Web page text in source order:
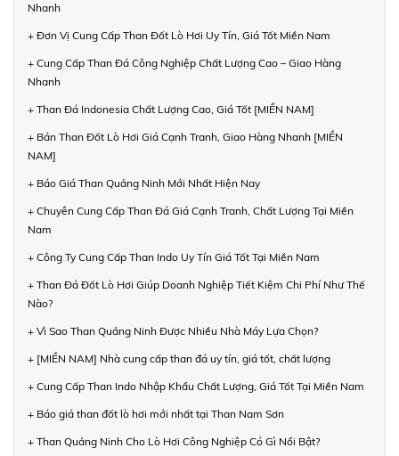
Nhanh
+ Đơn Vị Cung Cấp Than Đốt Lò Hơi Uy Tín, Giá Tốt Miền Nam
+ Cung Cấp Than Đá Công Nghiệp Chất Lượng Cao – Giao Hàng
Nhanh
+ Than Đá Indonesia Chất Lượng Cao, Giá Tốt [MIỀN NAM]
+ Bán Than Đốt Lò Hơi Giá Cạnh Tranh, Giao Hàng Nhanh [MIỀN
NAM]
+ Báo Giá Than Quảng Ninh Mới Nhất Hiện Nay
+ Chuyên Cung Cấp Than Đá Giá Cạnh Tranh, Chất Lượng Tại Miền
Nam
+ Công Ty Cung Cấp Than Indo Uy Tín Giá Tốt Tại Miền Nam
+ Than Đá Đốt Lò Hơi Giúp Doanh Nghiệp Tiết Kiệm Chi Phí Như Thế
Nào?
+ Vì Sao Than Quảng Ninh Được Nhiều Nhà Máy Lựa Chọn?
+ [MIỀN NAM] Nhà cung cấp than đá uy tín, giá tốt, chất lượng
+ Cung Cấp Than Indo Nhập Khẩu Chất Lượng, Giá Tốt Tại Miền Nam
+ Báo giá than đốt lò hơi mới nhất tại Than Nam Sơn
+ Than Quảng Ninh Cho Lò Hơi Công Nghiệp Có Gì Nổi Bật?